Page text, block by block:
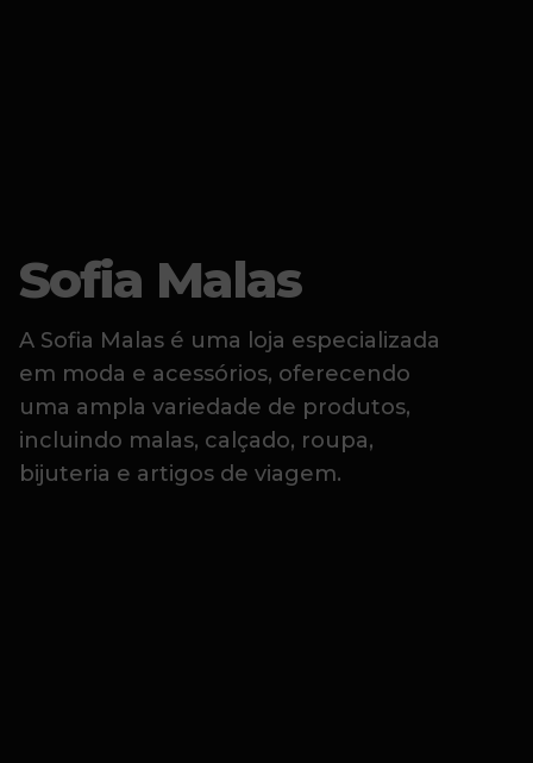
Sofia Malas
A Sofia Malas é uma loja especializada
em moda e acessórios, oferecendo
uma ampla variedade de produtos,
incluindo malas, calçado, roupa,
bijuteria e artigos de viagem.